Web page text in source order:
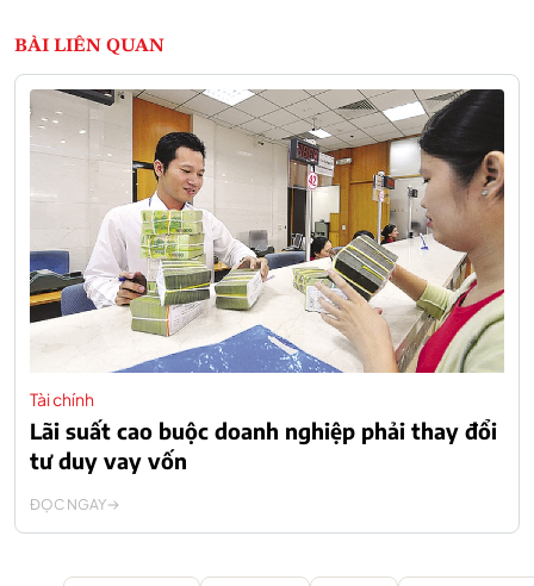
BÀI LIÊN QUAN
Tài chính
Lãi suất cao buộc doanh nghiệp phải thay đổi
tư duy vay vốn
ĐỌC NGAY